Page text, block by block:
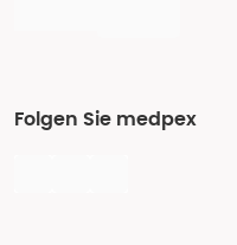
Folgen Sie medpex